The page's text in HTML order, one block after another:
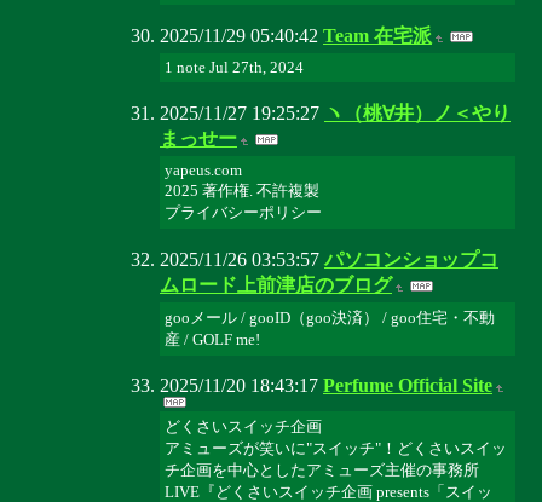
2025/11/29 05:40:42 Team 在宅派
1 note Jul 27th, 2024
2025/11/27 19:25:27 ヽ（桃∀井）ノ＜やり
まっせー
yapeus.com
2025 著作権. 不許複製
プライバシーポリシー
2025/11/26 03:53:57 パソコンショップコ
ムロード上前津店のブログ
gooメール / gooID（goo決済） / goo住宅・不動
産 / GOLF me!
2025/11/20 18:43:17 Perfume Official Site
どくさいスイッチ企画
アミューズが笑いに"スイッチ"！どくさいスイッ
チ企画を中心としたアミューズ主催の事務所
LIVE『どくさいスイッチ企画 presents「スイッ